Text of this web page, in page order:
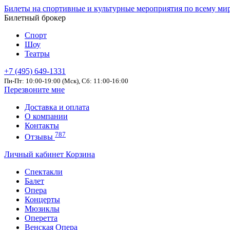
Билеты на спортивные и культурные мероприятия по всему
Билетный брокер
Спорт
Шоу
Театры
+7 (495) 649-1331
Пн-Пт: 10:00-19:00 (Мск), Сб: 11:00-16:00
Перезвоните мне
Доставка и оплата
О компании
Контакты
Отзывы 787
Личный кабинет Корзина
Спектакли
Балет
Опера
Концерты
Мюзиклы
Оперетта
Венская Опера